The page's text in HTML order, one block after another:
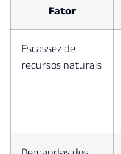
Fator
Escassez de
recursos naturais